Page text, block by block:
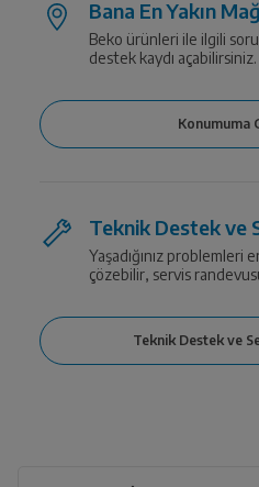
Bana En Yakın
Beko ürünleri ile ilgili
destek kaydı açabilirsiniz.
Teknik Destek ve
Yaşadığınız problemleri
çözebilir, servis